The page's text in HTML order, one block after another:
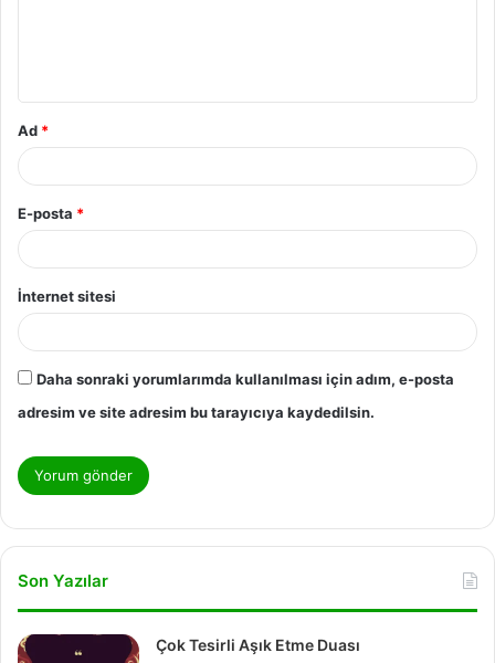
Ad *
E-posta *
İnternet sitesi
Daha sonraki yorumlarımda kullanılması için adım, e-posta
adresim ve site adresim bu tarayıcıya kaydedilsin.
Son Yazılar
Çok Tesirli Aşık Etme Duası